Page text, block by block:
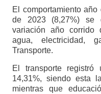
El comportamiento
de 2023 (8,27%) se
variación año corrido
agua, electricidad,
Transporte.
El transporte
14,31%, siendo esta
mientras que